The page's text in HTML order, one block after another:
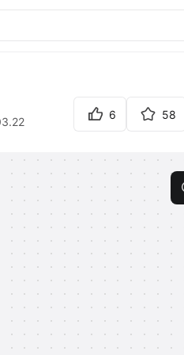
6 58